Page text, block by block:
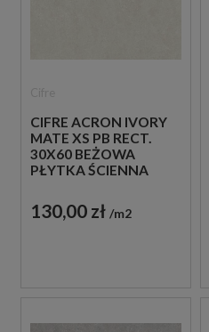
CIFRE ACRON IVORY
MATE XS PB RECT.
30X60 BEŻOWA
PŁYTKA ŚCIENNA
130,00 zł m2